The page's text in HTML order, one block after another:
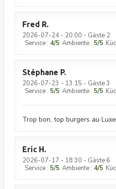
Fred R
2026-07-24 - 20:00 - Gäste 2
Service : 4/5 Ambiente : 5/5
Stéphane P
2026-07-23 - 13:15 - Gäste 3
Service : 5/5 Ambiente : 5/5
Trop bon, top burgers au
Eric H
2026-07-17 - 18:30 - Gäste 6
Service : 5/5 Ambiente : 4/5